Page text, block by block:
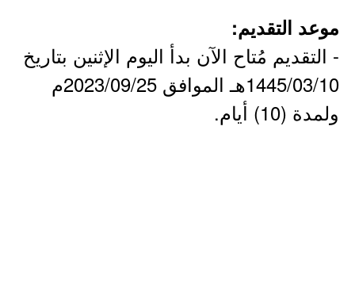
موعد التقديم:
- التقديم مُتاح الآن بدأ اليوم الإثنين بتاريخ
1445/03/10هـ الموافق 2023/09/25م
ولمدة (10) أيام.